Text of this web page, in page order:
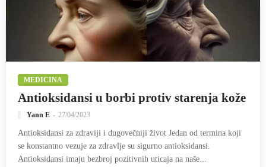
MEDICINA
Antioksidansi u borbi protiv starenja kože
Yann E 27/04/2023
Antioksidansi za zdraviji i dugovečniji život Jedan od termina koji
se konstantno vezuje za zdravlje su sigurno antioksidansi.
Antioksidansi imaju bezbroj pozitivnih uticaja na naše...